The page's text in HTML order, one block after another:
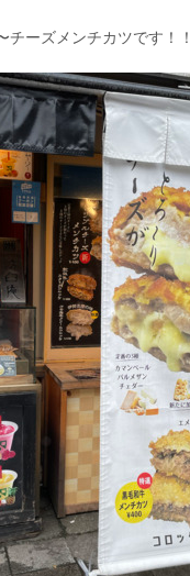
チーズメンチカツです！！